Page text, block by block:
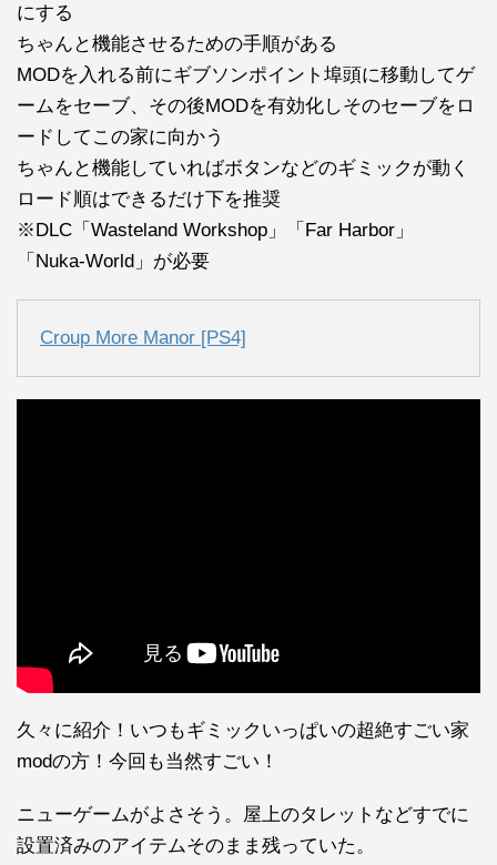
にする
ちゃんと機能させるための手順がある
MODを入れる前にギブソンポイント埠頭に移動してゲ
ームをセーブ、その後MODを有効化しそのセーブをロ
ードしてこの家に向かう
ちゃんと機能していればボタンなどのギミックが動く
ロード順はできるだけ下を推奨
※DLC「Wasteland Workshop」「Far Harbor」
「Nuka-World」が必要
Croup More Manor [PS4]
久々に紹介！いつもギミックいっぱいの超絶すごい家
modの方！今回も当然すごい！
ニューゲームがよさそう。屋上のタレットなどすでに
設置済みのアイテムそのまま残っていた。